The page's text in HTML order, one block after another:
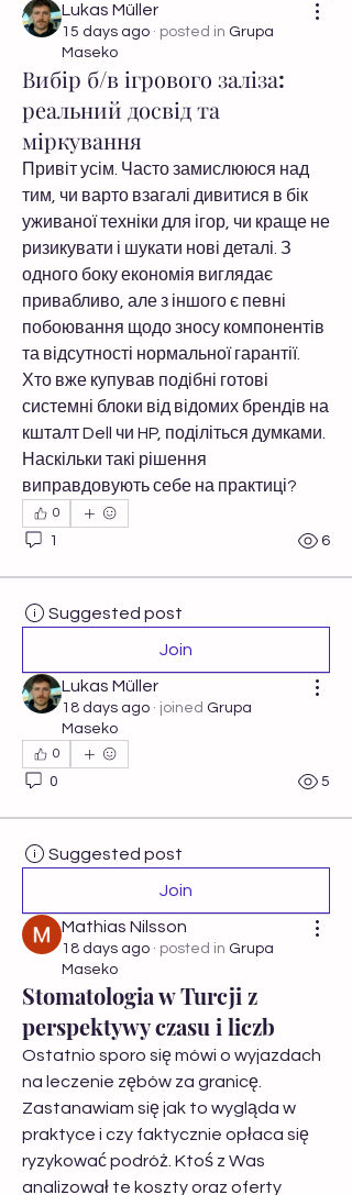
Lukas Müller
15 days ago · posted in Grupa
Maseko
Вибір б/в ігрового заліза:
реальний досвід та
міркування
Привіт усім. Часто замислююся над
тим, чи варто взагалі дивитися в бік
уживаної техніки для ігор, чи краще не
ризикувати і шукати нові деталі. З
одного боку економія виглядає
привабливо, але з іншого є певні
побоювання щодо зносу компонентів
та відсутності нормальної гарантії.
Хто вже купував подібні готові
системні блоки від відомих брендів на
кшталт Dell чи HP, поділіться думками.
Наскільки такі рішення
виправдовують себе на практиці?
0
1 6
Suggested post
Join
Lukas Müller
18 days ago · joined Grupa
Maseko
0
0 5
Suggested post
Join
Mathias Nilsson
18 days ago · posted in Grupa
Maseko
Stomatologia w Turcji z
perspektywy czasu i liczb
Ostatnio sporo się mówi o wyjazdach
na leczenie zębów za granicę.
Zastanawiam się jak to wygląda w
praktyce i czy faktycznie opłaca się
ryzykować podróż. Ktoś z Was
analizował te koszty oraz oferty